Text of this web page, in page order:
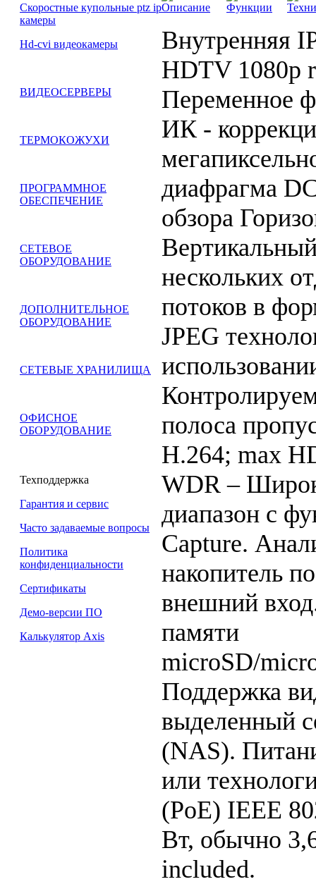
Скоростные купольные ptz ip
камеры
Hd-cvi видеокамеры
ВИДЕОСЕРВЕРЫ
ТЕРМОКОЖУХИ
ПРОГРАММНОЕ
ОБЕСПЕЧЕНИЕ
СЕТЕВОЕ
ОБОРУДОВАНИЕ
ДОПОЛНИТЕЛЬНОЕ
ОБОРУДОВАНИЕ
СЕТЕВЫЕ ХРАНИЛИЩА
ОФИСНОЕ
ОБОРУДОВАНИЕ
Техподдержка
Гарантия и сервис
Часто задаваемые вопросы
Политика
конфиденциальности
Сертификаты
Демо-версии ПО
Калькулятор Axis
Описание Функции
Внутренняя
HDTV 1080p
Переменное
ИК -
диафрагма
обзора
нескольких
потоков в
JPEG
полоса
H.264; max
WDR –
диапазон с
Capture.
накопитель
внешний
памяти
microSD/
Поддержка
выделенный
(NAS).
или
(PoE) IEEE
Вт, обычно
included.